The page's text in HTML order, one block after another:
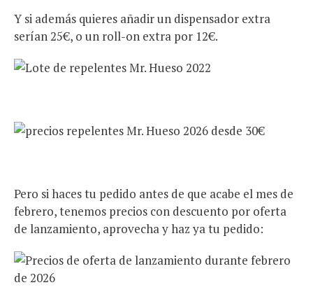
Y si además quieres añadir un dispensador extra
serían 25€, o un roll-on extra por 12€.
Pero si haces tu pedido antes de que acabe el mes de
febrero, tenemos precios con descuento por oferta
de lanzamiento, aprovecha y haz ya tu pedido: